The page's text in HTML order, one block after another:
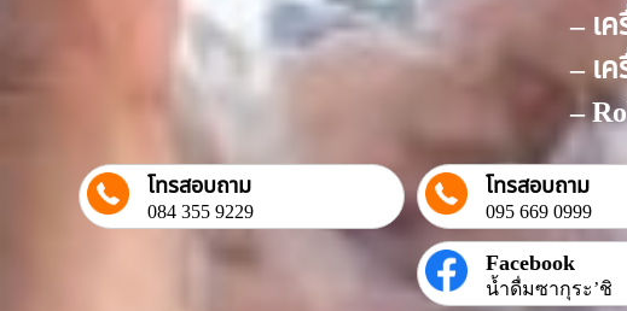
– เ
– เ
–
โทรสอบถาม
084 355 9229
โทรสอบถาม
095 669 0999
Facebook
น้ำดื่มซากุระ’ชิ